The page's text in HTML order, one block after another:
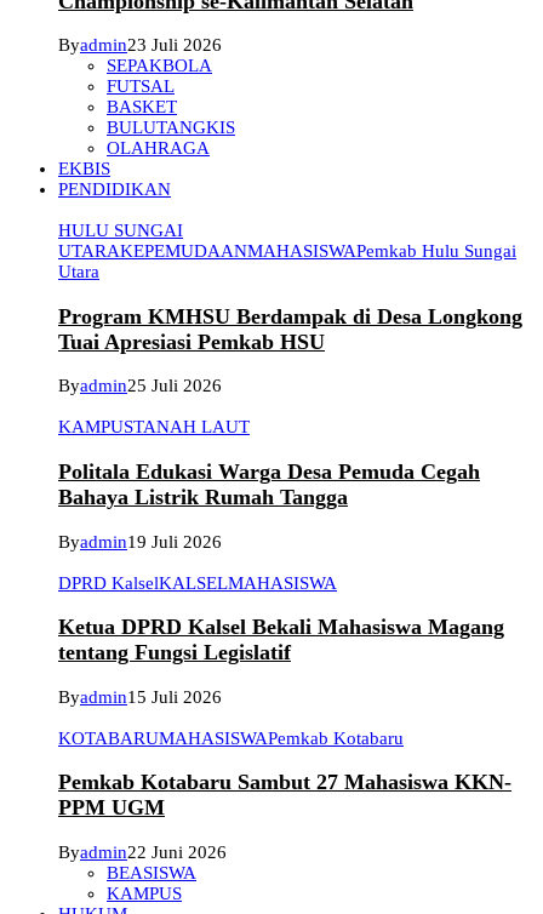
Byadmin23 Juli 2026
SEPAKBOLA
FUTSAL
BASKET
BULUTANGKIS
OLAHRAGA
EKBIS
PENDIDIKAN
HULU SUNGAI
UTARAKEPEMUDAANMAHASISWAPemkab Hulu Sungai
Utara
Program KMHSU Berdampak di Desa Longkong
Tuai Apresiasi Pemkab HSU
Byadmin25 Juli 2026
KAMPUSTANAH LAUT
Politala Edukasi Warga Desa Pemuda Cegah
Bahaya Listrik Rumah Tangga
Byadmin19 Juli 2026
DPRD KalselKALSELMAHASISWA
Ketua DPRD Kalsel Bekali Mahasiswa Magang
tentang Fungsi Legislatif
Byadmin15 Juli 2026
KOTABARUMAHASISWAPemkab Kotabaru
Pemkab Kotabaru Sambut 27 Mahasiswa KKN-
PPM UGM
Byadmin22 Juni 2026
BEASISWA
KAMPUS